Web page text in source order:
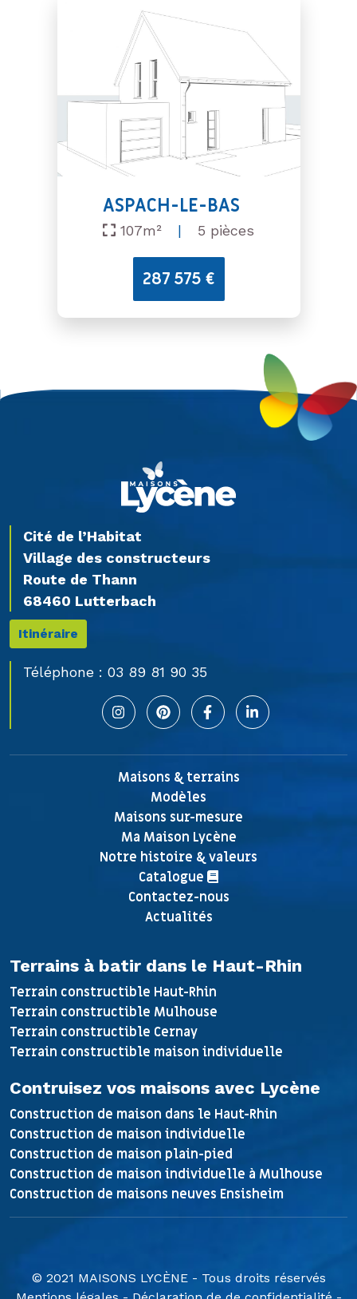
ASPACH-LE-BAS
107m² | 5 pièces
287 575 €
Cité de l’Habitat
Village des constructeurs
Route de Thann
68460 Lutterbach
Itinéraire
Téléphone : 03 89 81 90 35
Maisons & terrains
Modèles
Maisons sur-mesure
Ma Maison Lycène
Notre histoire & valeurs
Catalogue
Contactez-nous
Actualités
Terrains à batir dans le Haut-Rhin
Terrain constructible Haut-Rhin
Terrain constructible Mulhouse
Terrain constructible Cernay
Terrain constructible maison individuelle
Contruisez vos maisons avec Lycène
Construction de maison dans le Haut-Rhin
Construction de maison individuelle
Construction de maison plain-pied
Construction de maison individuelle à Mulhouse
Construction de maisons neuves Ensisheim
© 2021 MAISONS LYCÈNE - Tous droits réservés